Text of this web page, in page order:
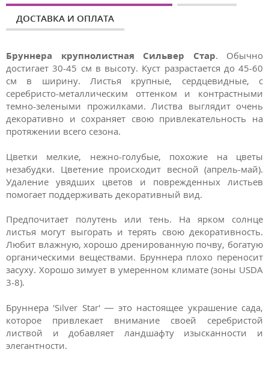
ДОСТАВКА И ОПЛАТА
Бруннера крупнолистная Сильвер Стар. Обычно
достигает 30-45 см в высоту. Куст разрастается до 45-60
см в ширину. Листья крупные, сердцевидные, с
серебристо-металлическим оттенком и контрастными
темно-зелеными прожилками. Листва выглядит очень
декоративно и сохраняет свою привлекательность на
протяжении всего сезона.
Цветки мелкие, нежно-голубые, похожие на цветы
незабудки. Цветение происходит весной (апрель-май).
Удаление увядших цветов и поврежденных листьев
помогает поддерживать декоративный вид.
Предпочитает полутень или тень. На ярком солнце
листья могут выгорать и терять свою декоративность.
Любит влажную, хорошо дренированную почву, богатую
органическими веществами. Бруннера плохо переносит
засуху. Хорошо зимует в умеренном климате (зоны USDA
3-8).
Бруннера 'Silver Star' — это настоящее украшение сада,
которое привлекает внимание своей серебристой
листвой и добавляет ландшафту изысканности и
элегантности.